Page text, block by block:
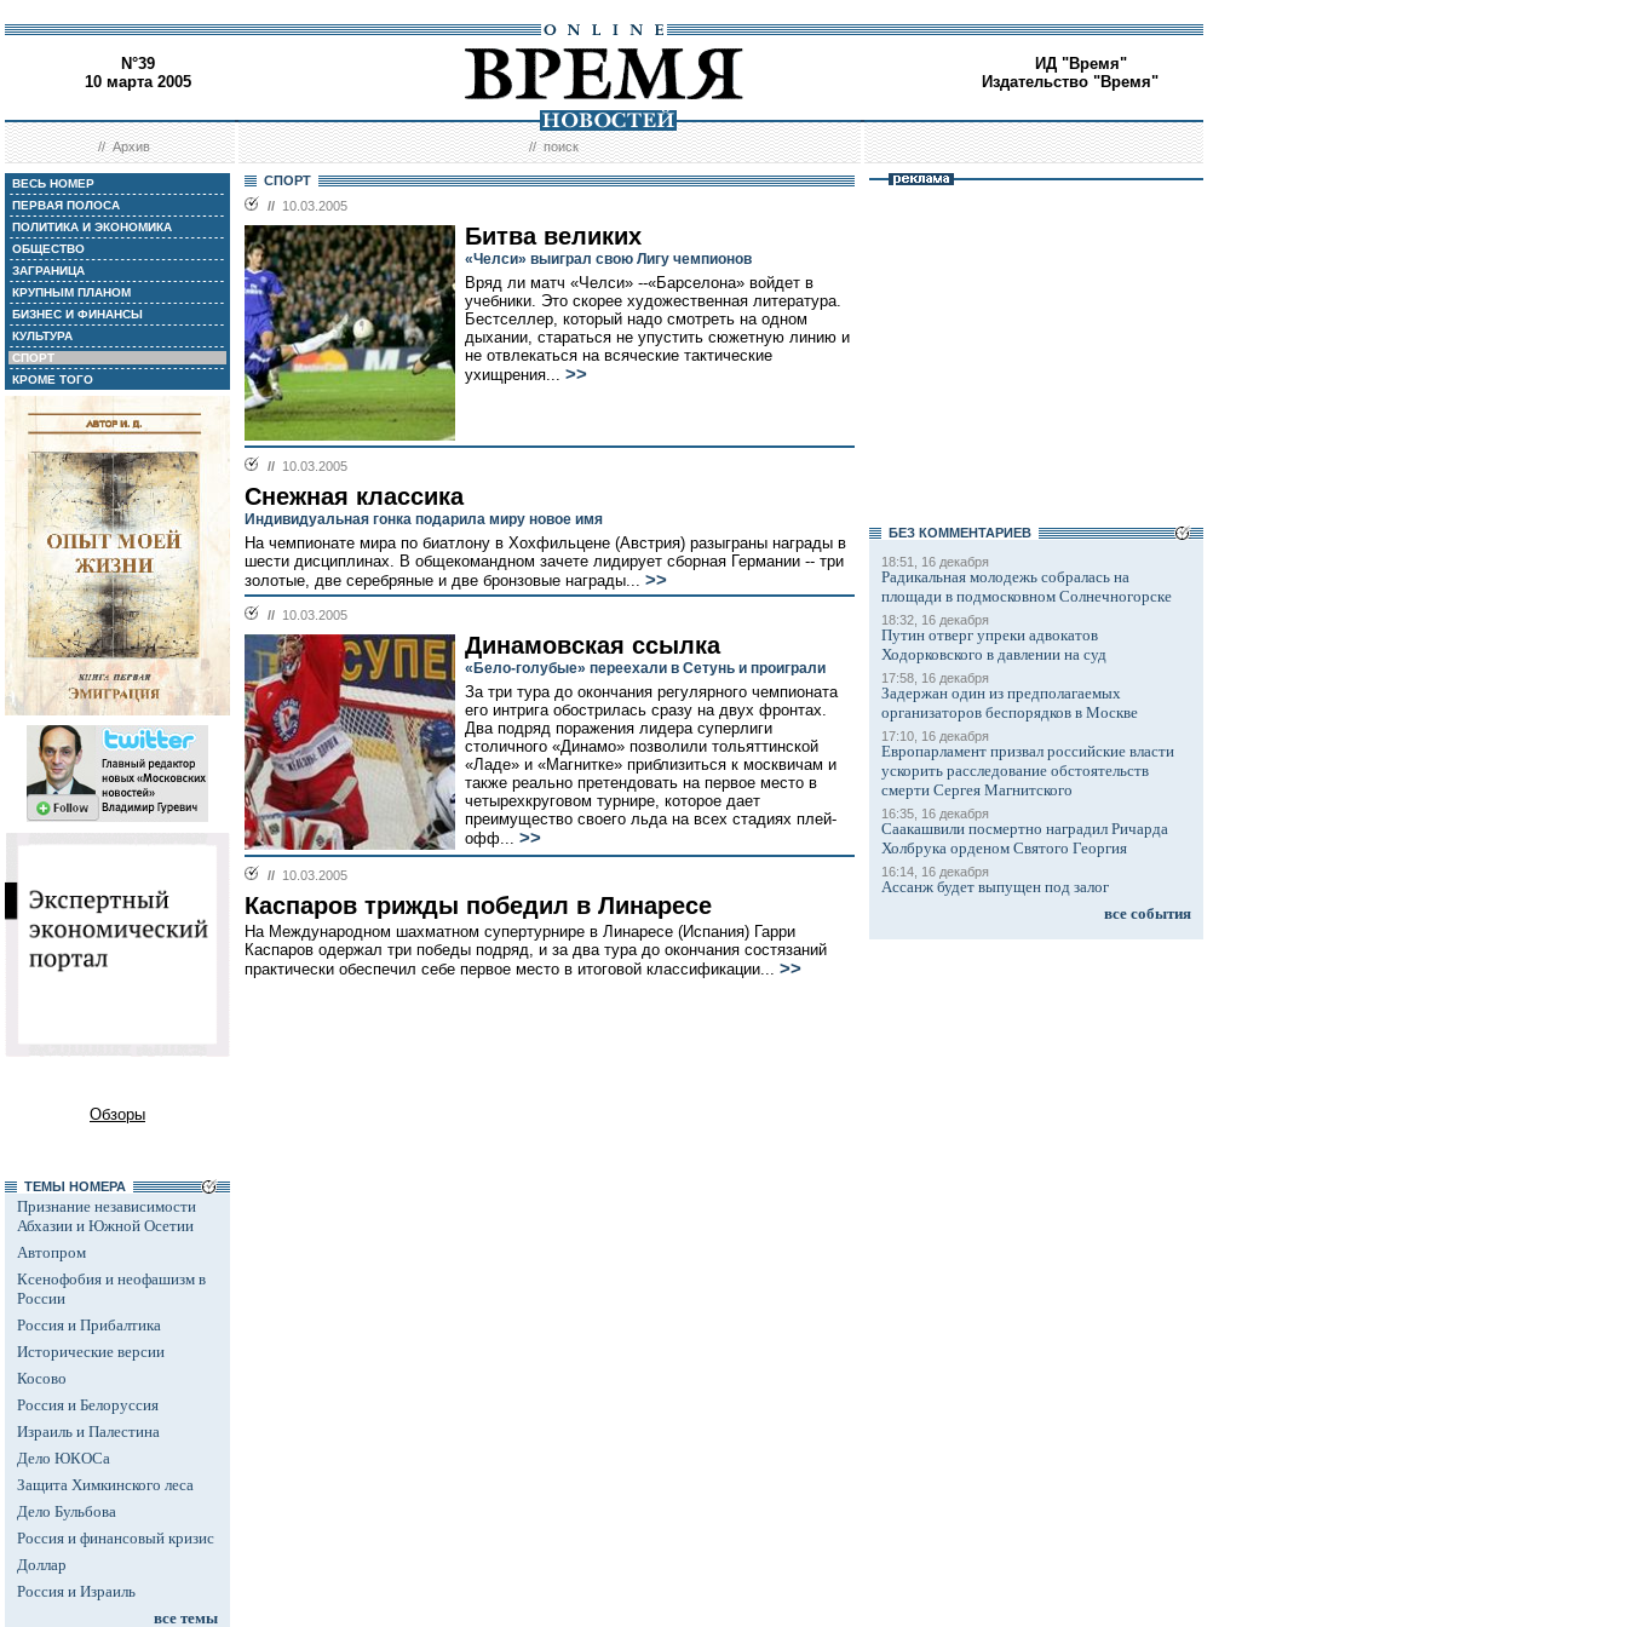
N°39
10 марта 2005
ИД "Время"
Издательство "Время"
//Архив //поиск
ВЕСЬ НОМЕР
ПЕРВАЯ ПОЛОСА
ПОЛИТИКА И ЭКОНОМИКА
ОБЩЕСТВО
ЗАГРАНИЦА
КРУПНЫМ ПЛАНОМ
БИЗНЕС И ФИНАНСЫ
КУЛЬТУРА
СПОРТ
КРОМЕ ТОГО
Обзоры
ТЕМЫ НОМЕРА
Признание независимости
Абхазии и Южной Осетии
Автопром
Ксенофобия и неофашизм в
России
Россия и Прибалтика
Исторические версии
Косово
Россия и Белоруссия
Израиль и Палестина
Дело ЮКОСа
Защита Химкинского леса
Дело Бульбова
Россия и финансовый кризис
Доллар
Россия и Израиль
все темы
СПОРТ
// 10.03.2005
Битва великих
«Челси» выиграл свою Лигу чемпионов
Вряд ли матч «Челси» --«Барселона» войдет в
учебники. Это скорее художественная литература.
Бестселлер, который надо смотреть на одном
дыхании, стараться не упустить сюжетную линию и
не отвлекаться на всяческие тактические
ухищрения... >>
// 10.03.2005
Снежная классика
Индивидуальная гонка подарила миру новое имя
На чемпионате мира по биатлону в Хохфильцене (Австрия) разыграны награды в
шести дисциплинах. В общекомандном зачете лидирует сборная Германии -- три
золотые, две серебряные и две бронзовые награды... >>
// 10.03.2005
Динамовская ссылка
«Бело-голубые» переехали в Сетунь и проиграли
За три тура до окончания регулярного чемпионата
его интрига обострилась сразу на двух фронтах.
Два подряд поражения лидера суперлиги
столичного «Динамо» позволили тольяттинской
«Ладе» и «Магнитке» приблизиться к москвичам и
также реально претендовать на первое место в
четырехкруговом турнире, которое дает
преимущество своего льда на всех стадиях плей-
офф... >>
// 10.03.2005
Каспаров трижды победил в Линаресе
На Международном шахматном супертурнире в Линаресе (Испания) Гарри
Каспаров одержал три победы подряд, и за два тура до окончания состязаний
практически обеспечил себе первое место в итоговой классификации... >>
БЕЗ КОМMЕНТАРИЕВ
18:51, 16 декабря
Радикальная молодежь собралась на
площади в подмосковном Солнечногорске
18:32, 16 декабря
Путин отверг упреки адвокатов
Ходорковского в давлении на суд
17:58, 16 декабря
Задержан один из предполагаемых
организаторов беспорядков в Москве
17:10, 16 декабря
Европарламент призвал российские власти
ускорить расследование обстоятельств
смерти Сергея Магнитского
16:35, 16 декабря
Саакашвили посмертно наградил Ричарда
Холбрука орденом Святого Георгия
16:14, 16 декабря
Ассанж будет выпущен под залог
все события